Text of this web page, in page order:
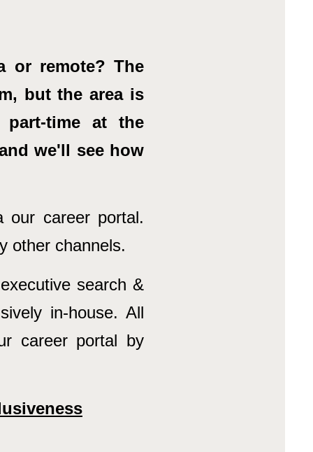
or remote? The
but the area is
time at the
we'll see how
our career portal.
other channels.
search &
in-house. All
career portal by